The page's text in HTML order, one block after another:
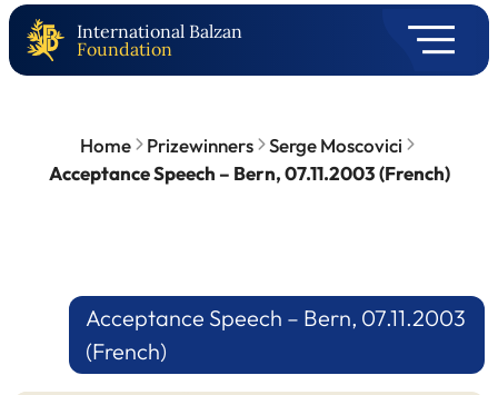
International Balzan
Foundation
Home Prizewinners
Serge Moscovici
Acceptance Speech – Bern, 07.11.2003 (French)
Acceptance Speech – Bern, 07.11.2003
(French)